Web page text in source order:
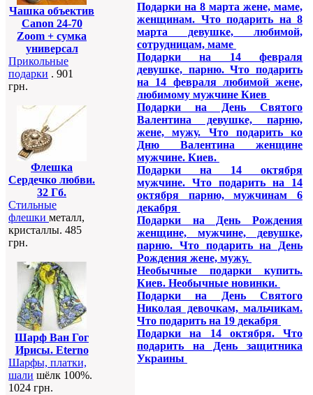
Чашка объектив
Canon 24-70
Zoom + сумка
универсал
Прикольные
подарки . 901
грн.
Флешка
Сердечко любви.
32 Гб.
Стильные
флешки металл,
кристаллы. 485
грн.
Шарф Ван Гог
Ирисы. Eterno
Шарфы, платки,
шали шёлк 100%.
1024 грн.
Подарки на 8 марта жене, маме,
женщинам. Что подарить на 8
марта девушке, любимой,
сотрудницам, маме
Подарки на 14 февраля
девушке, парню. Что подарить
на 14 февраля любимой жене,
любимому мужчине Киев
Подарки на День Святого
Валентина девушке, парню,
жене, мужу. Что подарить ко
Дню Валентина женщине
мужчине. Киев.
Подарки на 14 октября
мужчине. Что подарить на 14
октября парню, мужчинам 6
декабря
Подарки на День Рождения
женщине, мужчине, девушке,
парню. Что подарить на День
Рождения жене, мужу.
Необычные подарки купить.
Киев. Необычные новинки.
Подарки на День Святого
Николая девочкам, мальчикам.
Что подарить на 19 декабря
Подарки на 14 октября. Что
подарить на День защитника
Украины